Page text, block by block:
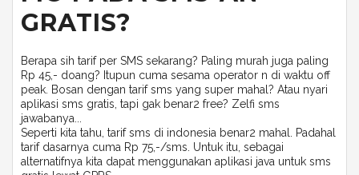
GRATIS?
Berapa sih tarif per SMS sekarang? Paling murah juga paling
Rp 45,- doang? Itupun cuma sesama operator n di waktu off
peak. Bosan dengan tarif sms yang super mahal? Atau nyari
aplikasi sms gratis, tapi gak benar2 free? Zelfi sms
jawabanya...
Seperti kita tahu, tarif sms di indonesia benar2 mahal. Padahal
tarif dasarnya cuma Rp 75,-/sms. Untuk itu, sebagai
alternatifnya kita dapat menggunakan aplikasi java untuk sms